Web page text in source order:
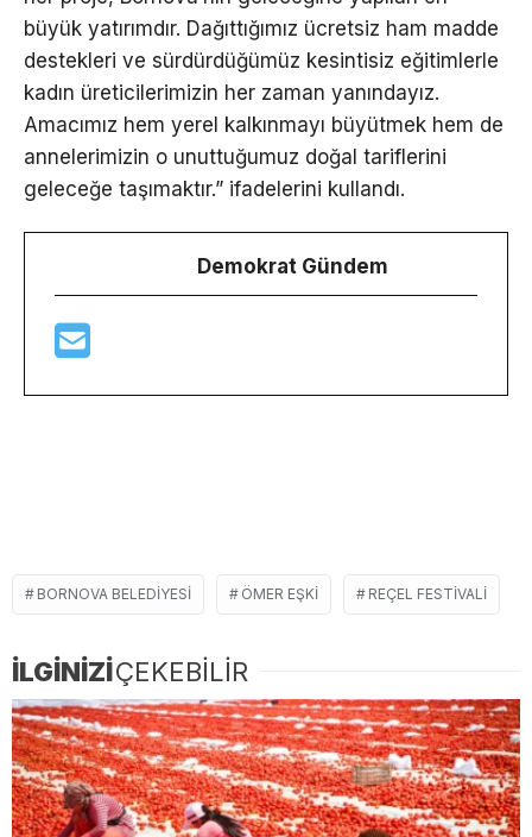
büyük yatırımdır. Dağıttığımız ücretsiz ham madde
destekleri ve sürdürdüğümüz kesintisiz eğitimlerle
kadın üreticilerimizin her zaman yanındayız.
Amacımız hem yerel kalkınmayı büyütmek hem de
annelerimizin o unuttuğumuz doğal tariflerini
geleceğe taşımaktır.” ifadelerini kullandı.
Demokrat Gündem
BORNOVA BELEDIYESI ÖMER EŞKI REÇEL FESTIVALI
İLGİNİZİÇEKEBİLİR